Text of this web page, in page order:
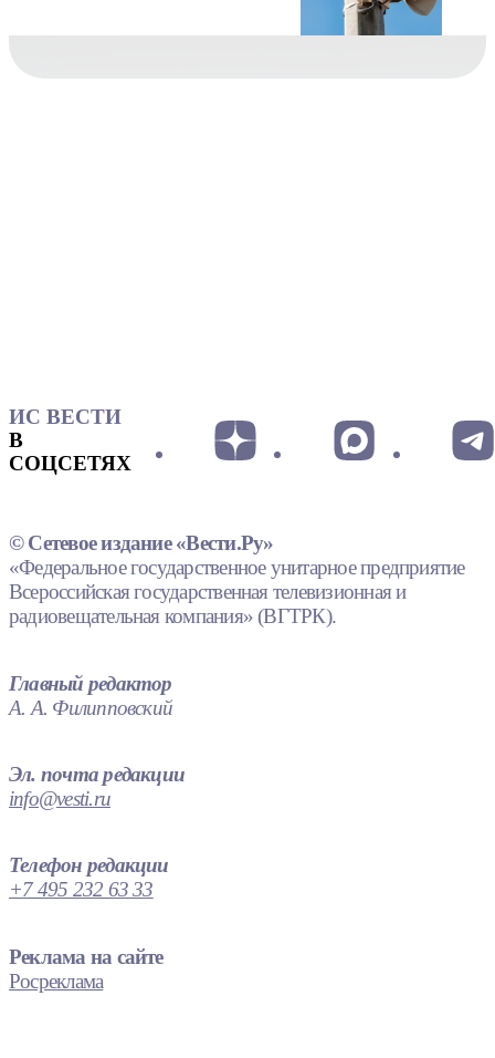
ИС ВЕСТИ
В
СОЦСЕТЯХ
© Сетевое издание «Вести.Ру»
«Федеральное государственное унитарное предприятие
Всероссийская государственная телевизионная и
радиовещательная компания» (ВГТРК).
Главный редактор
А. А. Филипповский
Эл. почта редакции
info@vesti.ru
Телефон редакции
+7 495 232 63 33
Реклама на сайте
Росреклама